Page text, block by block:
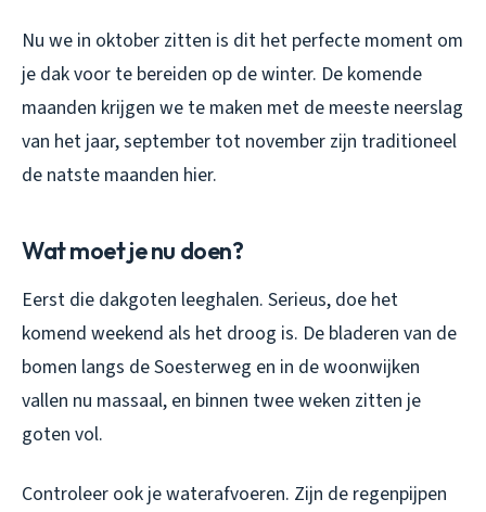
Nu we in oktober zitten is dit het perfecte moment om
je dak voor te bereiden op de winter. De komende
maanden krijgen we te maken met de meeste neerslag
van het jaar, september tot november zijn traditioneel
de natste maanden hier.
Wat moet je nu doen?
Eerst die dakgoten leeghalen. Serieus, doe het
komend weekend als het droog is. De bladeren van de
bomen langs de Soesterweg en in de woonwijken
vallen nu massaal, en binnen twee weken zitten je
goten vol.
Controleer ook je waterafvoeren. Zijn de regenpijpen